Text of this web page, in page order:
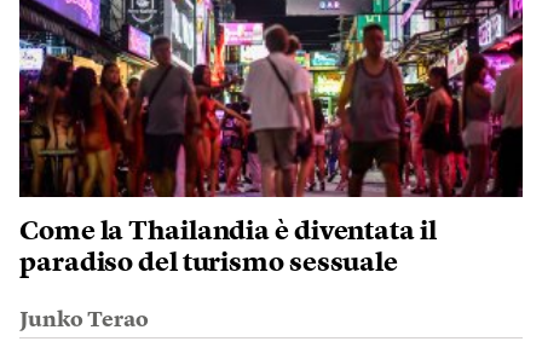
Come la Thailandia è diventata il
paradiso del turismo sessuale
Junko Terao